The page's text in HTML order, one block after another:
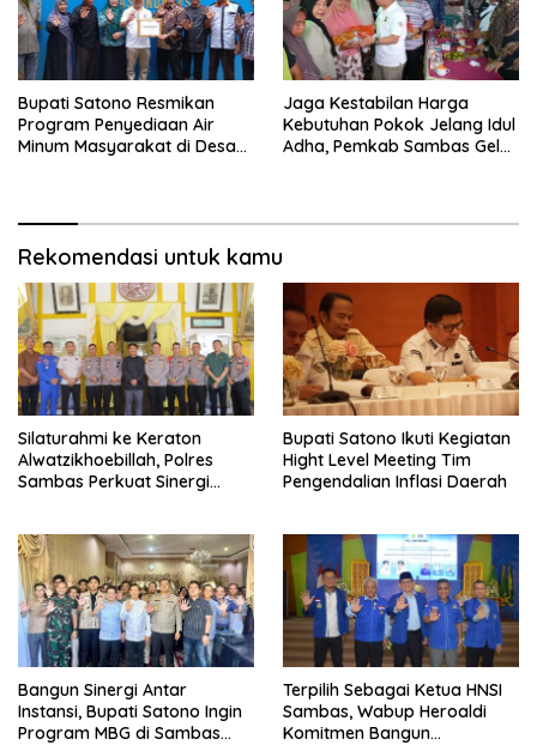
Bupati Satono Resmikan
Program Penyediaan Air
Minum Masyarakat di Desa
Jaga Kestabilan Harga
Kebutuhan Pokok Jelang Idul
Adha, Pemkab Sambas Gelar
Rekomendasi untuk kamu
Silaturahmi ke Keraton
Alwatzikhoebillah, Polres
Sambas Perkuat Sinergi
Bupati Satono Ikuti Kegiatan
Hight Level Meeting Tim
Pengendalian Inflasi Daerah
Bangun Sinergi Antar
Instansi, Bupati Satono Ingin
Program MBG di Sambas
Terpilih Sebagai Ketua HNSI
Sambas, Wabup Heroaldi
Komitmen Bangun